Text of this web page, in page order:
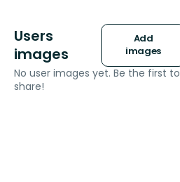
Users
images
Add
images
No user images yet. Be the first to
share!